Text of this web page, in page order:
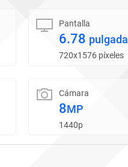
Pantalla
6.78 pulgada
720x1576 píxeles
Cámara
8MP
1440p